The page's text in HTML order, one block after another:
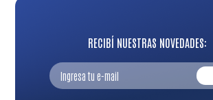
RECIBÍ NUESTRAS NOVEDADES: